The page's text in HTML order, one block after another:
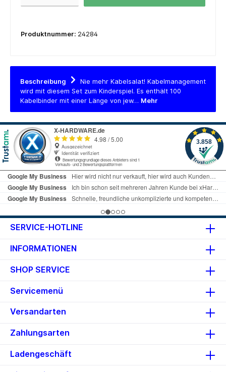
Produktnummer: 24284
Beschreibung
Nie mehr Kabelsalat! Kabelmanagement
wird mit diesem Set zum Kinderspiel. Es enthält 100
Kabelbinder mit einer Länge von jew… Mehr
SERVICE-HOTLINE
INFORMATIONEN
SHOP SERVICE
Servicemenü
Versandarten
Zahlungsarten
Ladengeschäft